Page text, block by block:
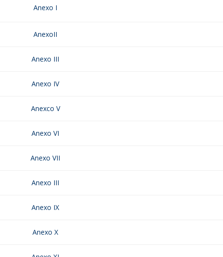
Anexo I
AnexoII
Anexo III
Anexo IV
Anexco V
Anexo VI
Anexo VII
Anexo III
Anexo IX
Anexo X